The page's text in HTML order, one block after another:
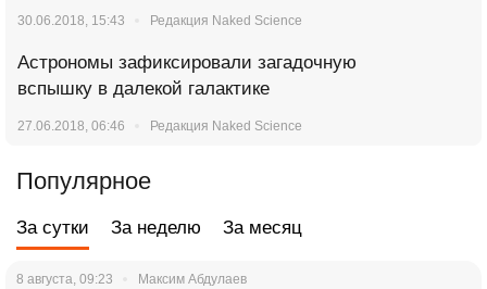
30.06.2018, 15:43 Редакция Naked Science
Астрономы зафиксировали загадочную
вспышку в далекой галактике
27.06.2018, 06:46 Редакция Naked Science
Популярное
За сутки За неделю За месяц
8 августа, 09:23 Максим Абдулаев